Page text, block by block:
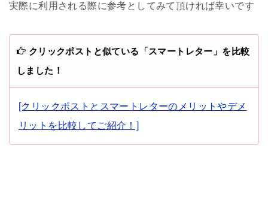
実際に利用される際に参考としてみて頂ければ幸いです
クリックポストと似ている「スマートレター」を比較
しました！
[クリックポストとスマートレターのメリットやデメ
リットを比較してご紹介！]